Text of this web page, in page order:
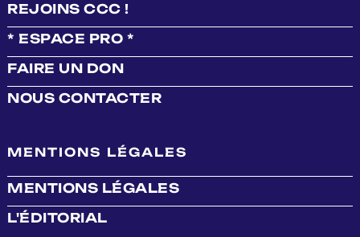
REJOINS CCC !
* ESPACE PRO *
FAIRE UN DON
NOUS CONTACTER
MENTIONS LÉGALES
MENTIONS LÉGALES
L'ÉDITORIAL